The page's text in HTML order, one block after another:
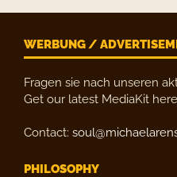
WERBUNG /
Fragen sie nach unseren
Get our latest MediaKit
Contact:
PHILOSOPHY